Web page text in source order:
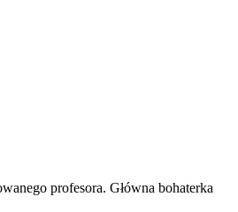
profesora. Główna bohaterka